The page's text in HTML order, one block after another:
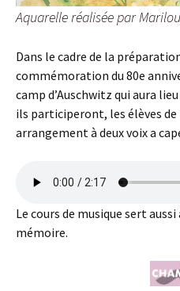
Aquarelle réalisée par Marilou
Dans le cadre de la
commémoration du 80e
camp d’Auschwitz qui aura
ils participeront, les élèves de
arrangement à deux voix a
Le cours de musique sert
mémoire.